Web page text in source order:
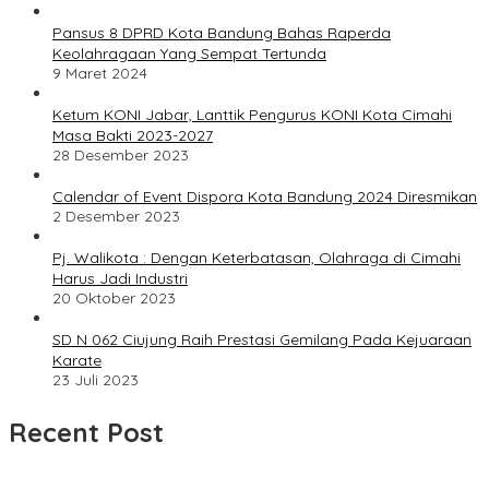
Pansus 8 DPRD Kota Bandung Bahas Raperda
Keolahragaan Yang Sempat Tertunda
9 Maret 2024
Ketum KONI Jabar, Lanttik Pengurus KONI Kota Cimahi
Masa Bakti 2023-2027
28 Desember 2023
Calendar of Event Dispora Kota Bandung 2024 Diresmikan
2 Desember 2023
Pj. Walikota : Dengan Keterbatasan, Olahraga di Cimahi
Harus Jadi Industri
20 Oktober 2023
SD N 062 Ciujung Raih Prestasi Gemilang Pada Kejuaraan
Karate
23 Juli 2023
Recent Post